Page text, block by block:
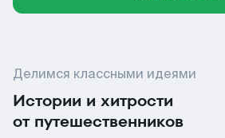
Делимся классными идеями
Истории и хитрости
от путешественников